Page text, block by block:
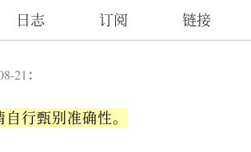
日志 订阅 链接
21 ：
行甄别准确性。